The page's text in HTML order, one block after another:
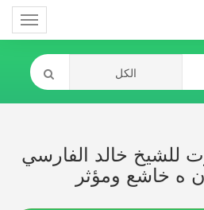
للشيخ خالد الفارسي
ه خاشع ومؤثر